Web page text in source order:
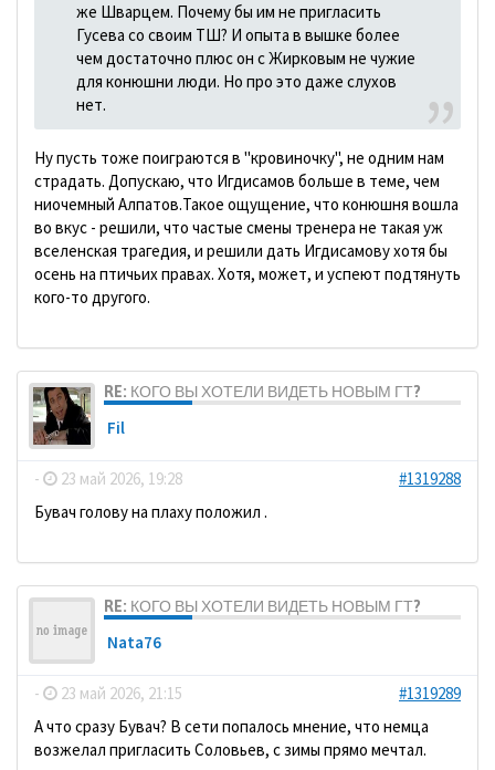
же Шварцем. Почему бы им не пригласить
Гусева со своим ТШ? И опыта в вышке более
чем достаточно плюс он с Жирковым не чужие
для конюшни люди. Но про это даже слухов
нет.
Ну пусть тоже поиграются в "кровиночку", не одним нам
страдать. Допускаю, что Игдисамов больше в теме, чем
ниочемный Алпатов.Такое ощущение, что конюшня вошла
во вкус - решили, что частые смены тренера не такая уж
вселенская трагедия, и решили дать Игдисамову хотя бы
осень на птичьих правах. Хотя, может, и успеют подтянуть
кого-то другого.
RE: КОГО ВЫ ХОТЕЛИ ВИДЕТЬ НОВЫМ ГТ?
Fil
- 23 май 2026, 19:28
#1319288
Бувач голову на плаху положил .
RE: КОГО ВЫ ХОТЕЛИ ВИДЕТЬ НОВЫМ ГТ?
Nata76
- 23 май 2026, 21:15
#1319289
А что сразу Бувач? В сети попалось мнение, что немца
возжелал пригласить Соловьев, с зимы прямо мечтал.